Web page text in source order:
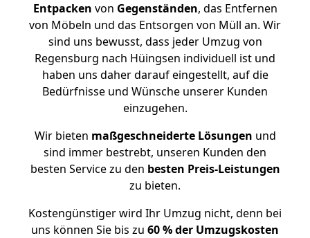
Entpacken von Gegenständen, das Entfernen
von Möbeln und das Entsorgen von Müll an. Wir
sind uns bewusst, dass jeder Umzug von
Regensburg nach Hüingsen individuell ist und
haben uns daher darauf eingestellt, auf die
Bedürfnisse und Wünsche unserer Kunden
einzugehen.
Wir bieten maßgeschneiderte Lösungen und
sind immer bestrebt, unseren Kunden den
besten Service zu den besten Preis-Leistungen
zu bieten.
Kostengünstiger wird Ihr Umzug nicht, denn bei
uns können Sie bis zu 60 % der Umzugskosten